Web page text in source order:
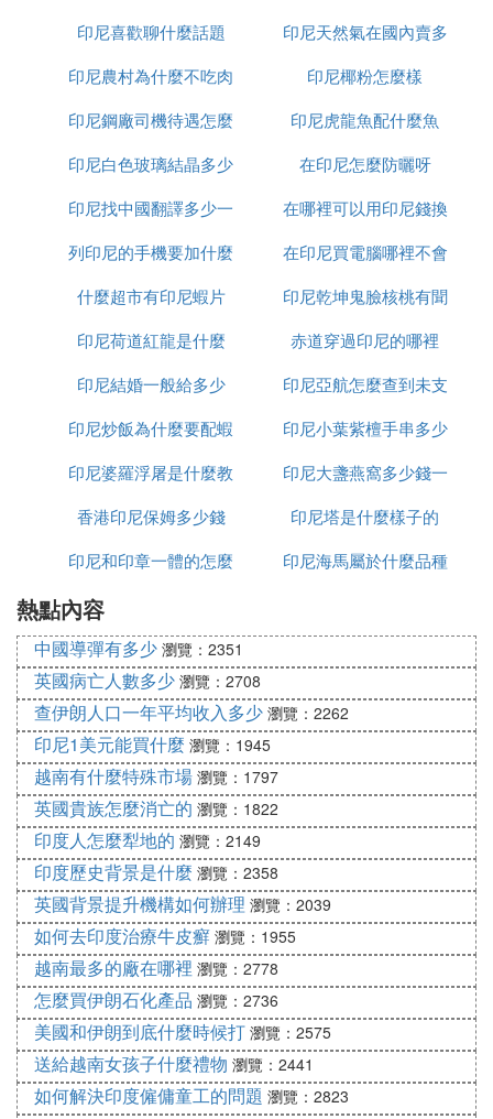
戴國芳，1964年出生於江蘇省常州市武進區湟里鎮瀆
司創始人。在印尼建廠，主要是印尼鎳礦產資源豐
富，德龍鎳業通過「走出去」對外投資辦廠，合理解
決了鎳礦資源獲取問題，同時也有效解決了自身的產
能擴張瓶頸。
❻ 我在江蘇德龍鎳業印尼項目工作5個月回
來後一分錢也沒給，找老闆老闆不接電話。
大家給看看我還怎麼辦
你電話多少，我想問問哪裡的情況。我都找中介報名
了。不行就話就不去了
❼ 印尼德龍鎳業怎麼樣
持續擴張增加產能。德龍鎳業聯合中國一重集團於20
15年開工建設，2017年投產。
一、二期兩大項目均被納入中印尼共建「一帶一路」
重點項目庫及印尼國家戰略項目。
2014年1月，江蘇德龍鎳業獲批在印尼蘇拉威西省肯
前一期工程年產37.5萬噸的鎳鐵冶煉廠已投產。德龍
鎳業通過「走出去」對外投資辦廠，合理解決了鎳礦
資源獲取問題，同時也有效解決了自身的產能擴張瓶
頸。
蘇拉威西省肯達里市印尼德龍鎳業
2010年7月注冊成立的江蘇德龍鎳業有限公司是原鐵
本老闆戴國芳設立，江蘇德龍鎳業一期投資20億元，
於2011年開始投產，二期於2012年7月投產，為形成
一體化的產業鏈條，德龍鎳業又投資了年產300萬噸
不銹鋼熱軋項目，形成了從印尼進口紅土鎳礦製取鎳
鐵合金，再用鎳鐵合金生產製取不銹鋼的完整產業鏈
條。
碼是多少
印尼喜歡聊什麼話題
印尼天然氣在國內賣多
少錢
印尼農村為什麼不吃肉
印尼椰粉怎麼樣
印尼鋼廠司機待遇怎麼
樣
印尼虎龍魚配什麼魚
印尼白色玻璃結晶多少
錢一平方
在印尼怎麼防曬呀
印尼找中國翻譯多少一
天
在哪裡可以用印尼錢換
人民幣
列印尼的手機要加什麼
在印尼買電腦哪裡不會
受騙
什麼超市有印尼蝦片
印尼乾坤鬼臉核桃有聞
怎麼處理
印尼荷道紅龍是什麼
赤道穿過印尼的哪裡
印尼結婚一般給多少
印尼亞航怎麼查到未支
付訂單
印尼炒飯為什麼要配蝦
片
印尼小葉紫檀手串多少
錢
印尼婆羅浮屠是什麼教
印尼大盞燕窩多少錢一
克
香港印尼保姆多少錢
印尼塔是什麼樣子的
印尼和印章一體的怎麼
印尼海馬屬於什麼品種
熱點內容
中國導彈有多少 瀏覽：2351
英國病亡人數多少 瀏覽：2708
查伊朗人口一年平均收入多少 瀏覽：2262
印尼1美元能買什麼 瀏覽：1945
越南有什麼特殊市場 瀏覽：1797
英國貴族怎麼消亡的 瀏覽：1822
印度人怎麼犁地的 瀏覽：2149
印度歷史背景是什麼 瀏覽：2358
英國背景提升機構如何辦理 瀏覽：2039
如何去印度治療牛皮癬 瀏覽：1955
越南最多的廠在哪裡 瀏覽：2778
怎麼買伊朗石化產品 瀏覽：2736
美國和伊朗到底什麼時候打 瀏覽：2575
送給越南女孩子什麼禮物 瀏覽：2441
如何解決印度僱傭童工的問題 瀏覽：2823